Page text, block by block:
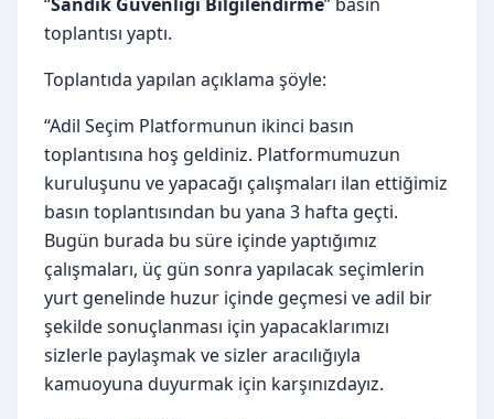
toplantısı yaptı.
Toplantıda yapılan açıklama şöyle:
“Adil Seçim Platformunun ikinci basın
toplantısına hoş geldiniz. Platformumuzun
kuruluşunu ve yapacağı çalışmaları ilan ettiğimiz
basın toplantısından bu yana 3 hafta geçti.
Bugün burada bu süre içinde yaptığımız
çalışmaları, üç gün sonra yapılacak seçimlerin
yurt genelinde huzur içinde geçmesi ve adil bir
şekilde sonuçlanması için yapacaklarımızı
sizlerle paylaşmak ve sizler aracılığıyla
kamuoyuna duyurmak için karşınızdayız.